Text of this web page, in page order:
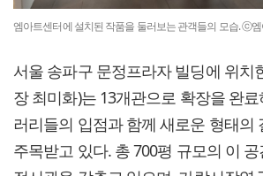
엠아트센터에 설치된 작품을 둘러보는 관객들의 모습. ⓒ
서울 송파구 문정프라자 빌딩에 위치
장 최미화)는 13개관으로 확장을 완
러리들의 입점과 함께 새로운 형태의
주목받고 있다. 총 700평 규모의 이